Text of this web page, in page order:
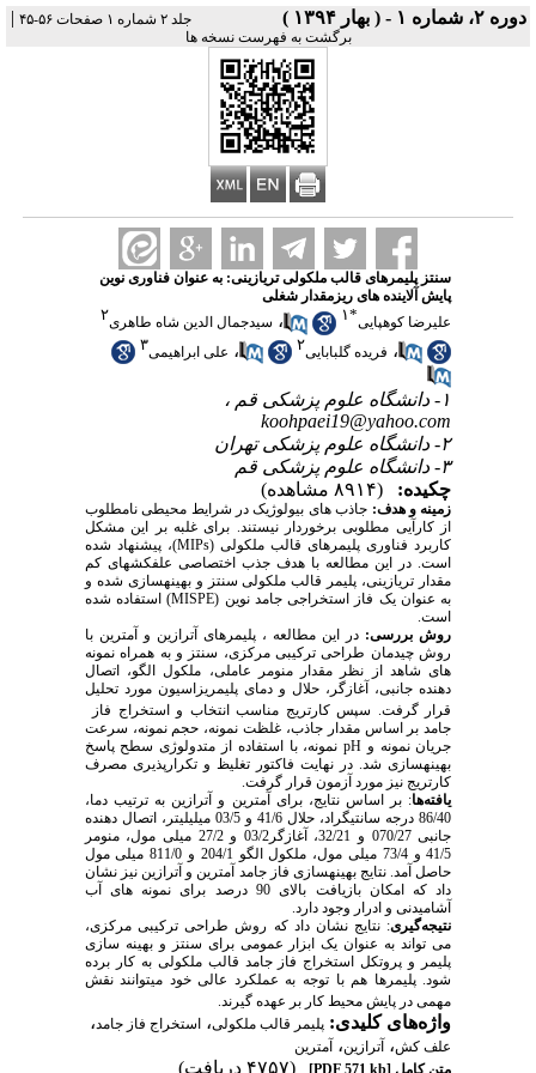
دوره ۲، شماره ۱ - ( بهار ۱۳۹۴ ) جلد ۲ شماره ۱ صفحات ۵۶-۴۵ |
برگشت به فهرست نسخه ها
سنتز پلیمرهای قالب ملکولی تریازینی: به عنوان فناوری نوین
پایش آلاینده های ریزمقدار شغلی
علیرضا کوهپایی*۱ ، سیدجمال الدین شاه طاهری۲
، فریده گلبابایی۲ ، علی ابراهیمی۳
۱- دانشگاه علوم پزشکی قم ،
koohpaei19@yahoo.com
۲- دانشگاه علوم پزشکی تهران
۳- دانشگاه علوم پزشکی قم
چکیده:
(۸۹۱۴ مشاهده)
زمینه و هدف: جاذب های بیولوژیک در شرایط محیطی نامطلوب
از کارآیی مطلوبی برخوردار نیستند. برای غلبه بر این مشکل
کاربرد فناوری پلیمرهای قالب ملکولی (MIPs)، پیشنهاد شده
است. در این مطالعه با هدف جذب اختصاصی علف­کشهای کم
مقدار تریازینی، پلیمر قالب ملکولی سنتز و بهینه­سازی شده و
به عنوان یک فاز استخراجی جامد نوین (MISPE) استفاده شده
است.
روش بررسی: در این مطالعه ، پلیمرهای آترازین و آمترین با
روش چیدمان طراحی ترکیبی مرکزی، سنتز و به همراه نمونه
های شاهد از نظر مقدار منومر عاملی، ملکول الگو، اتصال
دهنده جانبی، آغازگر، حلال و دمای پلیمریزاسیون مورد تحلیل
قرار گرفت. سپس کارتریج مناسب انتخاب و استخراج فاز
جامد بر اساس مقدار جاذب، غلظت نمونه، حجم نمونه، سرعت
جریان نمونه و pHنمونه، با استفاده از متدولوژی سطح پاسخ
بهینه­سازی شد. در نهایت فاکتور تغلیظ و تکرارپذیری مصرف
کارتریج نیز مورد آزمون قرار گرفت.
یافتهها: بر اساس نتایج، برای آمترین و آترازین به ترتیب دما،
86/40 درجه سانتیگراد، حلال 41/6 و 03/5 میلی­لیتر، اتصال دهنده
جانبی 070/27 و 32/21، آغازگر03/2 و 27/2 میلی مول، منومر
41/5 و 73/4 میلی مول، ملکول الگو 204/1 و 811/0 میلی مول
حاصل آمد. نتایج بهینه­سازی فاز جامد آمترین و آترازین نیز نشان
داد که امکان بازیافت بالای 90 درصد برای نمونه های آب
آشامیدنی و ادرار وجود دارد.
نتیجهگیری: نتایج نشان داد که روش طراحی ترکیبی مرکزی،
می تواند به عنوان یک ابزار عمومی برای سنتز و بهینه سازی
پلیمر و پروتکل استخراج فاز جامد قالب ملکولی به کار برده
شود. پلیمرها هم با توجه به عملکرد عالی خود می­توانند نقش
مهمی در پایش محیط کار بر عهده گیرند.
واژه‌های کلیدی: پلیمر قالب ملکولی، استخراج فاز جامد،
علف کش، آترازین، آمترین
(۴۷۵۷ دریافت)